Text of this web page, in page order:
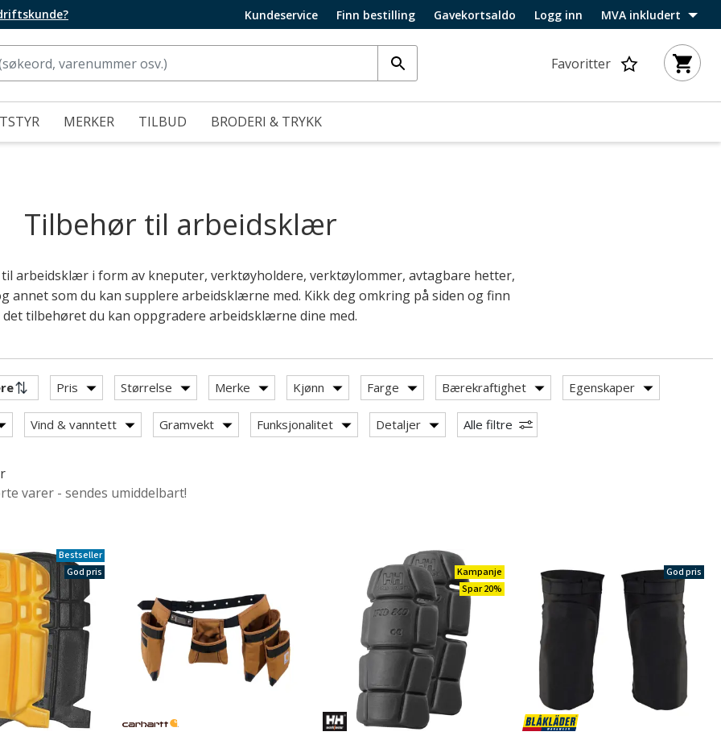
Kundeservice Finn bestilling Gavekortsaldo Logg inn MVA inkludert
Favoritter
MERKER TILBUD BRODERI & TRYKK
Tilbehør til arbeidsklær
arbeidsklær i form av kneputer, verktøyholdere, verktøylommer, avtagbare hetter,
som du kan supplere arbeidsklærne med. Kikk deg omkring på siden og finn
det tilbehøret du kan oppgradere arbeidsklærne dine med.
Pris Størrelse Merke Kjønn Farge Bærekraftighet Egenskaper
Vind & vanntett Gramvekt Funksjonalitet Detaljer Alle filtre
varer - sendes umiddelbart!
Bestseller
God pris
Kampanje
Spar 20%
God pris